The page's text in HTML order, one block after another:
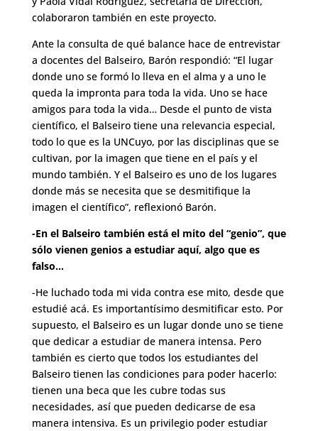
colaboraron también en este proyecto.
Ante la consulta de qué balance hace de entrevistar
a docentes del Balseiro, Barón respondió: “El lugar
donde uno se formó lo lleva en el alma y a uno le
queda la impronta para toda la vida. Uno se hace
amigos para toda la vida… Desde el punto de vista
científico, el Balseiro tiene una relevancia especial,
todo lo que es la UNCuyo, por las disciplinas que se
cultivan, por la imagen que tiene en el país y el
mundo también. Y el Balseiro es uno de los lugares
donde más se necesita que se desmitifique la
imagen el científico”, reflexionó Barón.
-En el Balseiro también está el mito del “genio”, que
sólo vienen genios a estudiar aquí, algo que es
falso…
-He luchado toda mi vida contra ese mito, desde que
estudié acá. Es importantísimo desmitificar esto. Por
supuesto, el Balseiro es un lugar donde uno se tiene
que dedicar a estudiar de manera intensa. Pero
también es cierto que todos los estudiantes del
Balseiro tienen las condiciones para poder hacerlo:
tienen una beca que les cubre todas sus
necesidades, así que pueden dedicarse de esa
manera intensiva. Es un privilegio poder estudiar